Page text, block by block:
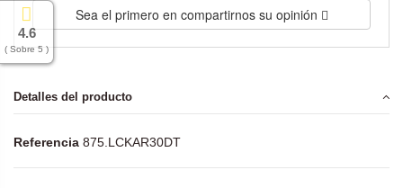
4.6
( Sobre 5 )
Sea el primero en compartirnos su opinión
Detalles del producto
Referencia 875.LCKAR30DT